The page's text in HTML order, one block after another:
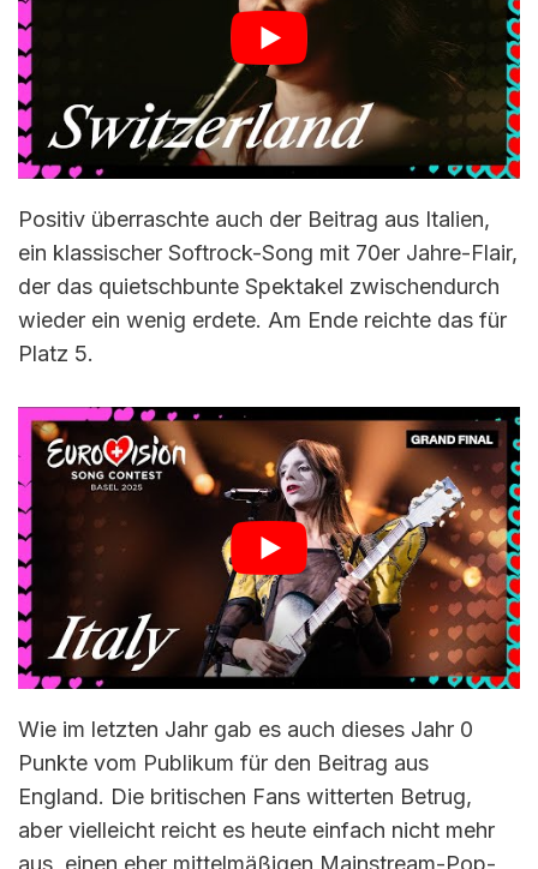
Positiv überraschte auch der Beitrag aus Italien,
ein klassischer Softrock-Song mit 70er Jahre-Flair,
der das quietschbunte Spektakel zwischendurch
wieder ein wenig erdete. Am Ende reichte das für
Platz 5.
Wie im letzten Jahr gab es auch dieses Jahr 0
Punkte vom Publikum für den Beitrag aus
England. Die britischen Fans witterten Betrug,
aber vielleicht reicht es heute einfach nicht mehr